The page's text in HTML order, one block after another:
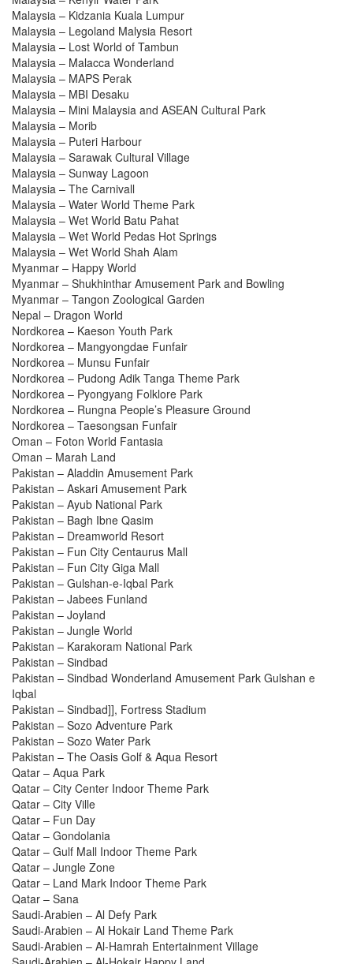
Malaysia – Kidzania Kuala Lumpur
Malaysia – Legoland Malysia Resort
Malaysia – Lost World of Tambun
Malaysia – Malacca Wonderland
Malaysia – MAPS Perak
Malaysia – MBI Desaku
Malaysia – Mini Malaysia and ASEAN Cultural Park
Malaysia – Morib
Malaysia – Puteri Harbour
Malaysia – Sarawak Cultural Village
Malaysia – Sunway Lagoon
Malaysia – The Carnivall
Malaysia – Water World Theme Park
Malaysia – Wet World Batu Pahat
Malaysia – Wet World Pedas Hot Springs
Malaysia – Wet World Shah Alam
Myanmar – Happy World
Myanmar – Shukhinthar Amusement Park and Bowling
Myanmar – Tangon Zoological Garden
Nepal – Dragon World
Nordkorea – Kaeson Youth Park
Nordkorea – Mangyongdae Funfair
Nordkorea – Munsu Funfair
Nordkorea – Pudong Adik Tanga Theme Park
Nordkorea – Pyongyang Folklore Park
Nordkorea – Rungna People’s Pleasure Ground
Nordkorea – Taesongsan Funfair
Oman – Foton World Fantasia
Oman – Marah Land
Pakistan – Aladdin Amusement Park
Pakistan – Askari Amusement Park
Pakistan – Ayub National Park
Pakistan – Bagh Ibne Qasim
Pakistan – Dreamworld Resort
Pakistan – Fun City Centaurus Mall
Pakistan – Fun City Giga Mall
Pakistan – Gulshan-e-Iqbal Park
Pakistan – Jabees Funland
Pakistan – Joyland
Pakistan – Jungle World
Pakistan – Karakoram National Park
Pakistan – Sindbad
Pakistan – Sindbad Wonderland Amusement Park Gulshan e
Iqbal
Pakistan – Sindbad]], Fortress Stadium
Pakistan – Sozo Adventure Park
Pakistan – Sozo Water Park
Pakistan – The Oasis Golf & Aqua Resort
Qatar – Aqua Park
Qatar – City Center Indoor Theme Park
Qatar – City Ville
Qatar – Fun Day
Qatar – Gondolania
Qatar – Gulf Mall Indoor Theme Park
Qatar – Jungle Zone
Qatar – Land Mark Indoor Theme Park
Qatar – Sana
Saudi-Arabien – Al Defy Park
Saudi-Arabien – Al Hokair Land Theme Park
Saudi-Arabien – Al-Hamrah Entertainment Village